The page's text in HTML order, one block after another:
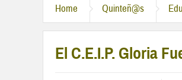
Home Quinteñ@s
El C.E.I.P. Gloria